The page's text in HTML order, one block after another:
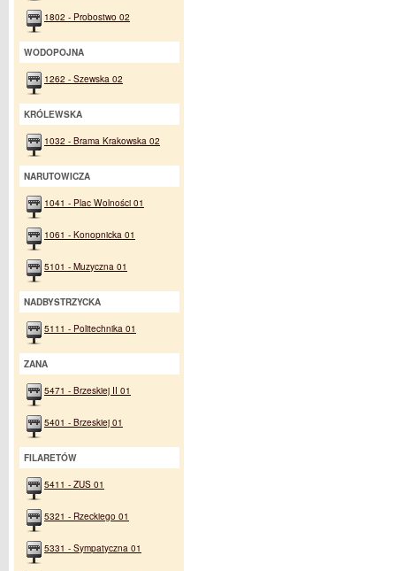
1802 - Probostwo 02
WODOPOJNA
1262 - Szewska 02
KRÓLEWSKA
1032 - Brama Krakowska 02
NARUTOWICZA
1041 - Plac Wolności 01
1061 - Konopnicka 01
5101 - Muzyczna 01
NADBYSTRZYCKA
5111 - Politechnika 01
ZANA
5471 - Brzeskiej II 01
5401 - Brzeskiej 01
FILARETÓW
5411 - ZUS 01
5321 - Rzeckiego 01
5331 - Sympatyczna 01